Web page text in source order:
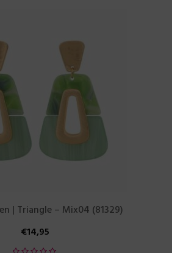
| Triangle – Mix04 (81329)
€14,95